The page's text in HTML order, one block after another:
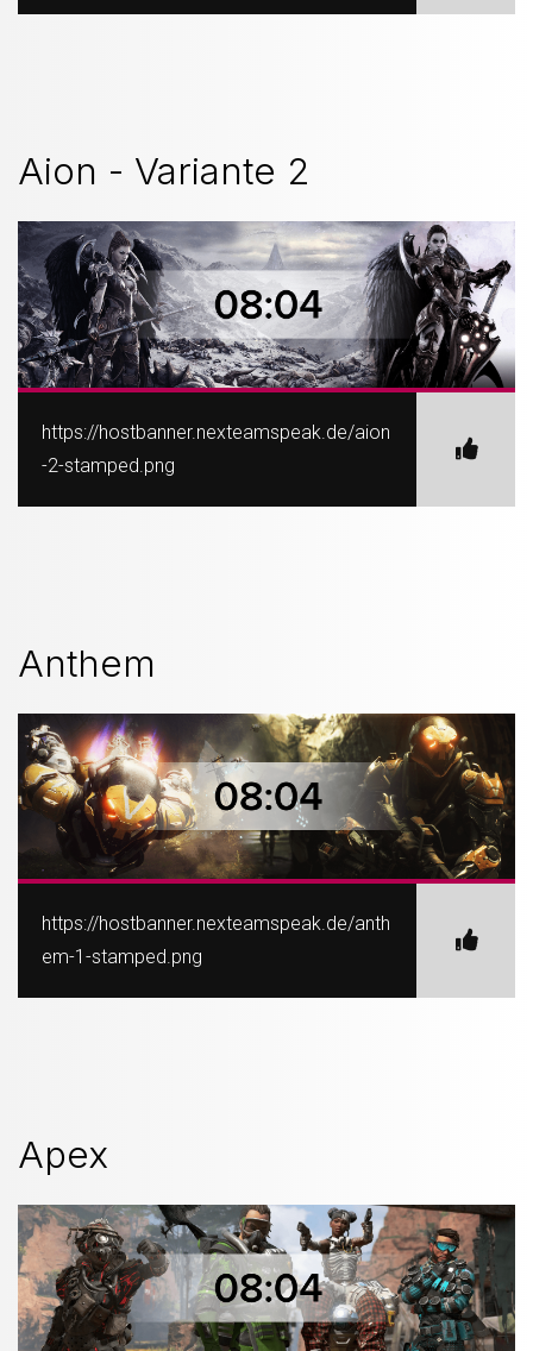
Aion - Variante 2
https://hostbanner.nexteamspeak.de/aion
-2-stamped.png
Anthem
https://hostbanner.nexteamspeak.de/anth
em-1-stamped.png
Apex